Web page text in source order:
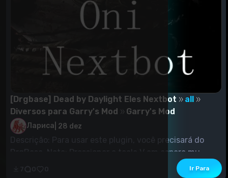
[Drgbase] Dead by Daylight Eles Nextbot
all
Diversos para Garry's Mod
Garry's Mod
Лариса 28 dez
Descrição: Para usar este plugin, você precisará do
DrgBase. Nota: Pressionar a tecla V em espera mu...
Ir Para